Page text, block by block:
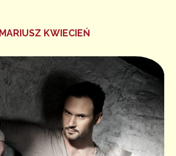
MARIUSZ KWIECIEŃ